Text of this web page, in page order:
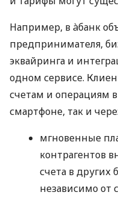
Например, в àбанк
предпринимателя,
эквайринга и
одном сервисе.
счетам и операциям
смартфоне, так и
мгновенные
контрагентов
счета в других
независимо от